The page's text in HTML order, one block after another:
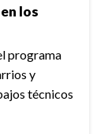
los
programa
y
técnicos